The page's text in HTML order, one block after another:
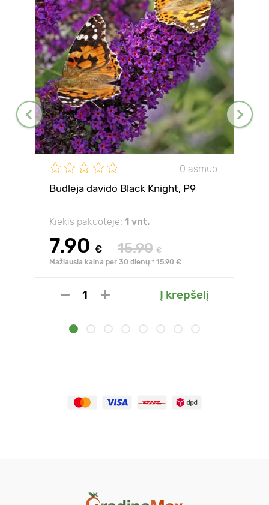
0 asmuo
Budlėja davido Black Knight, P9
Kiekis pakuotėje: 1 vnt.
7.90 € 15.90 €
Mažiausia kaina per 30 dienų:* 15.90 €
Į krepšelį